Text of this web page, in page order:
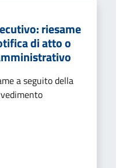
riesame
di atto o
a seguito della